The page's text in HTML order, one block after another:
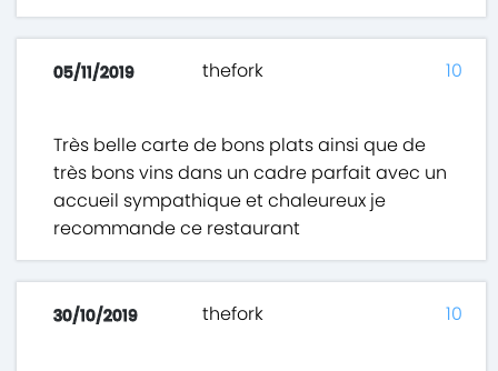
05/11/2019 thefork
Très belle carte de bons plats ainsi que de
très bons vins dans un cadre parfait avec un
accueil sympathique et chaleureux je
recommande ce restaurant
10
30/10/2019 thefork 10